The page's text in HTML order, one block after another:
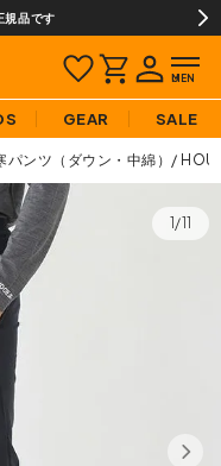
規品です
GEAR SALE
パンツ（ダウン・中綿）
1/11